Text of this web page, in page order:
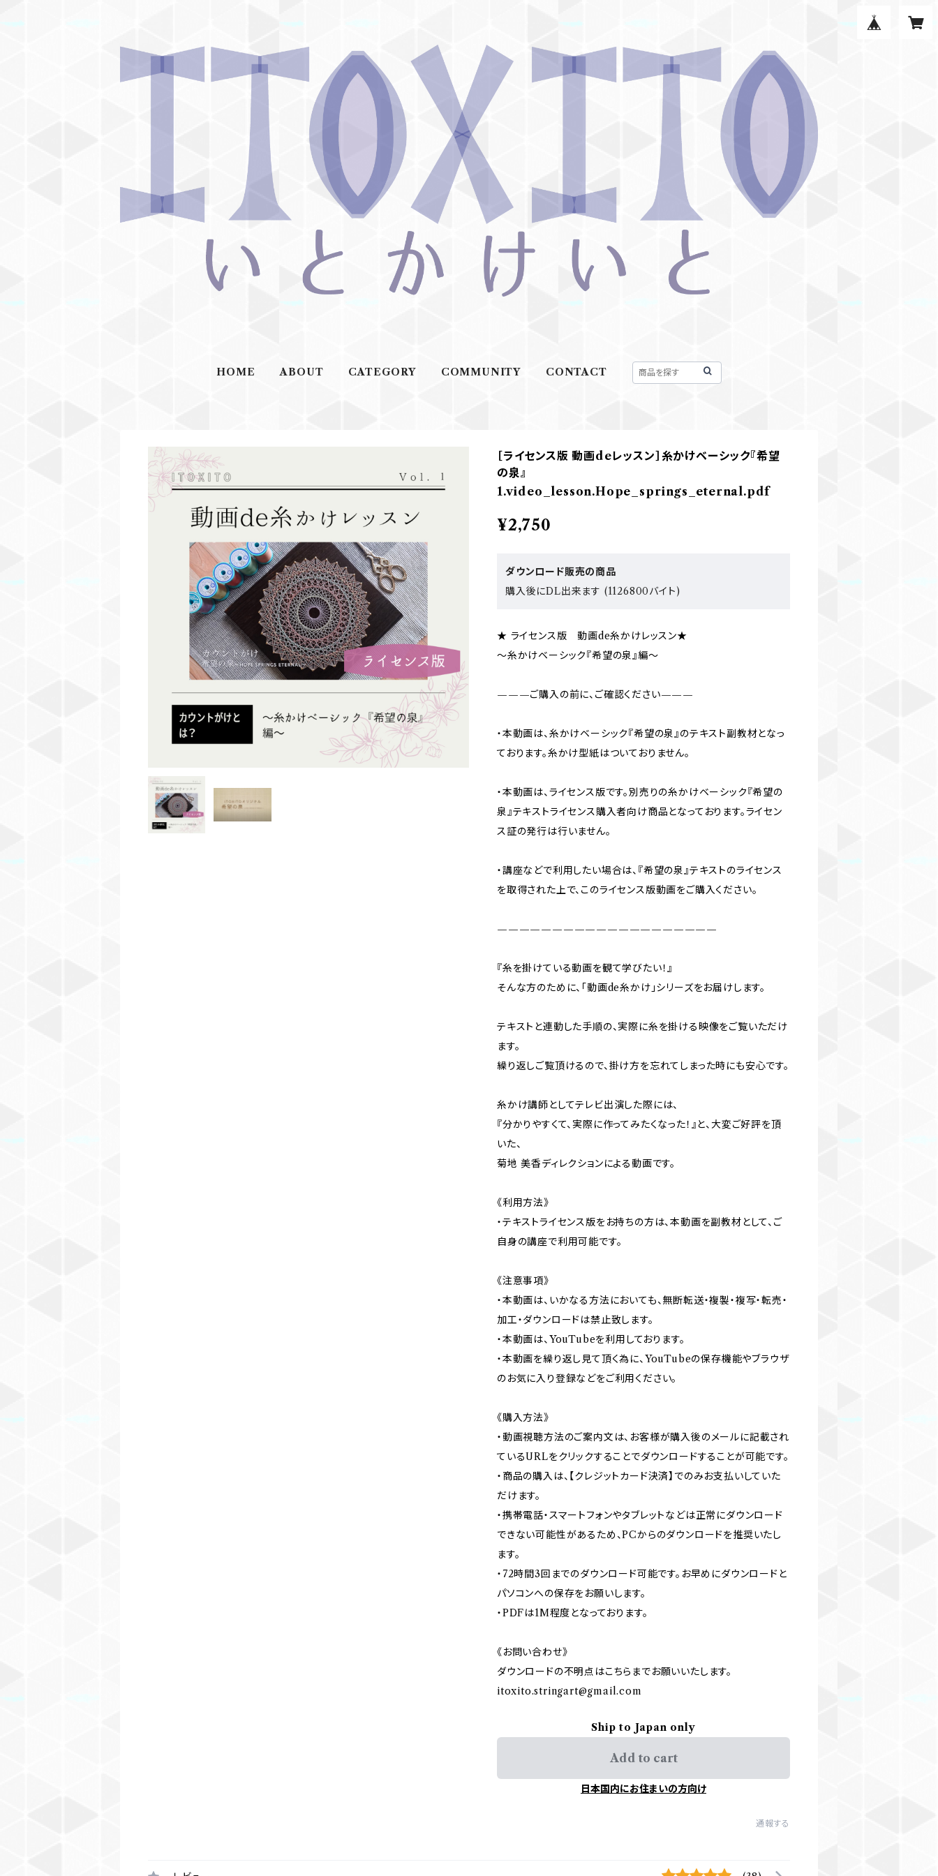
HOME ABOUT CATEGORY COMMUNITY CONTACT
［ライセンス版 動画deレッスン］糸かけベーシック『希望
の泉』
1.video_lesson.Hope_springs_eternal.pdf
¥2,750
ダウンロード販売の商品
購入後にDL出来ます (1126800バイト)
★ ライセンス版 動画de糸かけレッスン★
〜糸かけベーシック『希望の泉』編〜
———ご購入の前に、ご確認ください———
・本動画は、糸かけベーシック『希望の泉』のテキスト副教材となっ
ております。糸かけ型紙はついておりません。
・本動画は、ライセンス版です。別売りの糸かけベーシック『希望の
泉』テキストライセンス購入者向け商品となっております。ライセン
ス証の発行は行いません。
・講座などで利用したい場合は、『希望の泉』テキストのライセンス
を取得された上で、このライセンス版動画をご購入ください。
————————————————————
『糸を掛けている動画を観て学びたい！』
そんな方のために、「動画de糸かけ」シリーズをお届けします。
テキストと連動した手順の、実際に糸を掛ける映像をご覧いただけ
ます。
繰り返しご覧頂けるので、掛け方を忘れてしまった時にも安心です。
糸かけ講師としてテレビ出演した際には、
『分かりやすくて、実際に作ってみたくなった！』と、大変ご好評を頂
いた、
菊地 美香ディレクションによる動画です。
《利用方法》
・テキストライセンス版をお持ちの方は、本動画を副教材として、ご
自身の講座で利用可能です。
《注意事項》
・本動画は、いかなる方法においても、無断転送・複製・複写・転売・
加工・ダウンロードは禁止致します。
・本動画は、YouTubeを利用しております。
・本動画を繰り返し見て頂く為に、YouTubeの保存機能やブラウザ
のお気に入り登録などをご利用ください。
《購入方法》
・動画視聴方法のご案内文は、お客様が購入後のメールに記載され
ているURLをクリックすることでダウンロードすることが可能です。
・商品の購入は、【クレジットカード決済】でのみお支払いしていた
だけます。
・携帯電話・スマートフォンやタブレットなどは正常にダウンロード
できない可能性があるため、PCからのダウンロードを推奨いたし
ます。
・72時間3回までのダウンロード可能です。お早めにダウンロードと
パソコンへの保存をお願いします。
・PDFは1M程度となっております。
《お問い合わせ》
ダウンロードの不明点はこちらまでお願いいたします。
itoxito.stringart@gmail.com
Ship to Japan only
Add to cart
日本国内にお住まいの方向け
通報する